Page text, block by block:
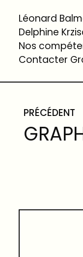
Léonard
Delphine
Nos
Contacter
PRÉCÉDENT